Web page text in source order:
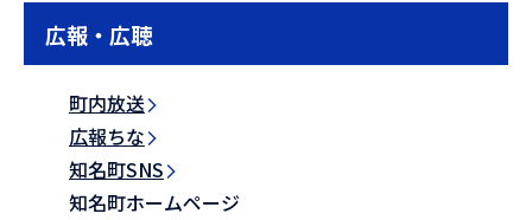
広報・広聴
町内放送
広報ちな
知名町SNS
知名町ホームページ